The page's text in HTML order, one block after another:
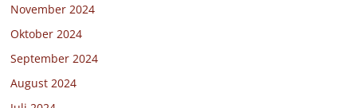
November 2024
Oktober 2024
September 2024
August 2024